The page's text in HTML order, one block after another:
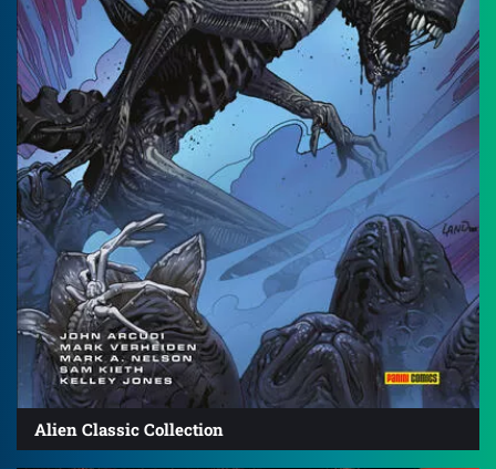
Alien Classic Collection